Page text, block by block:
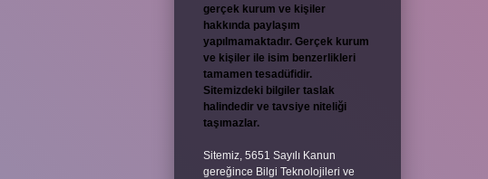
gerçek kurum ve kişiler
hakkında paylaşım
yapılmamaktadır. Gerçek kurum
ve kişiler ile isim benzerlikleri
tamamen tesadüfidir.
Sitemizdeki bilgiler taslak
halindedir ve tavsiye niteliği
taşımazlar.
Sitemiz, 5651 Sayılı Kanun
gereğince Bilgi Teknolojileri ve